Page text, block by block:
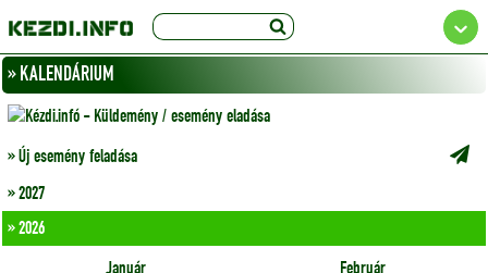
» KALENDÁRIUM
» Új esemény feladása
» 2027
» 2026
Január Február